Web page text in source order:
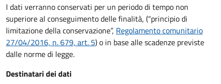
I dati verranno conservati per un periodo di tempo non
superiore al conseguimento delle finalità, (“principio di
limitazione della conservazione”, Regolamento comunitario
27/04/2016, n. 679, art. 5) o in base alle scadenze previste
dalle norme di legge.
Destinatari dei dati